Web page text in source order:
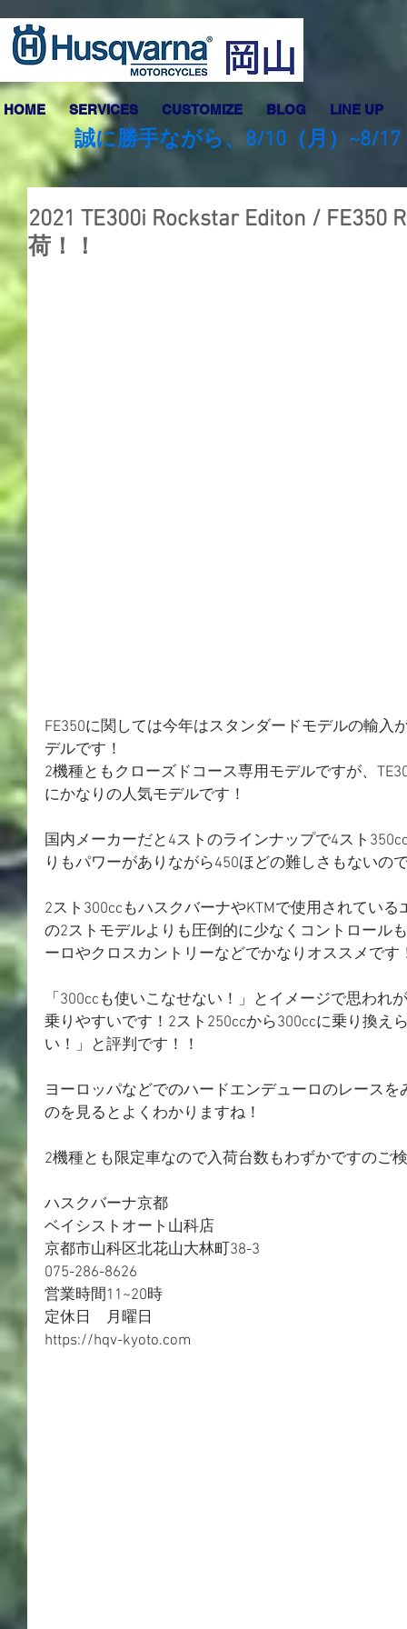
HOME SERVICES CUSTOMIZE BLOG LINE UP
誠に勝手ながら、8/10（月）~8/
2021 TE300i Rockstar Editon / FE350
荷！！
FE350に関しては今年はスタンダードモデルの輸入
デルです！
2機種ともクローズドコース専用モデルですが、
にかなりの人気モデルです！
国内メーカーだと4ストのラインナップで4スト
りもパワーがありながら450ほどの難しさもないの
2スト300ccもハスクバーナやKTMで使用されてい
の2ストモデルよりも圧倒的に少なくコントロール
ーロやクロスカントリーなどでかなりオススメです
「300ccも使いこなせない！」とイメージで思われ
乗りやすいです！2スト250ccから300ccに乗り換え
い！」と評判です！！
ヨーロッパなどでのハードエンデューロのレース
のを見るとよくわかりますね！
2機種とも限定車なので入荷台数もわずかですのご
ハスクバーナ京都
ベイシストオート山科店
京都市山科区北花山大林町38-3
075-286-8626
営業時間11~20時
定休日　月曜日
https://hqv-kyoto.com